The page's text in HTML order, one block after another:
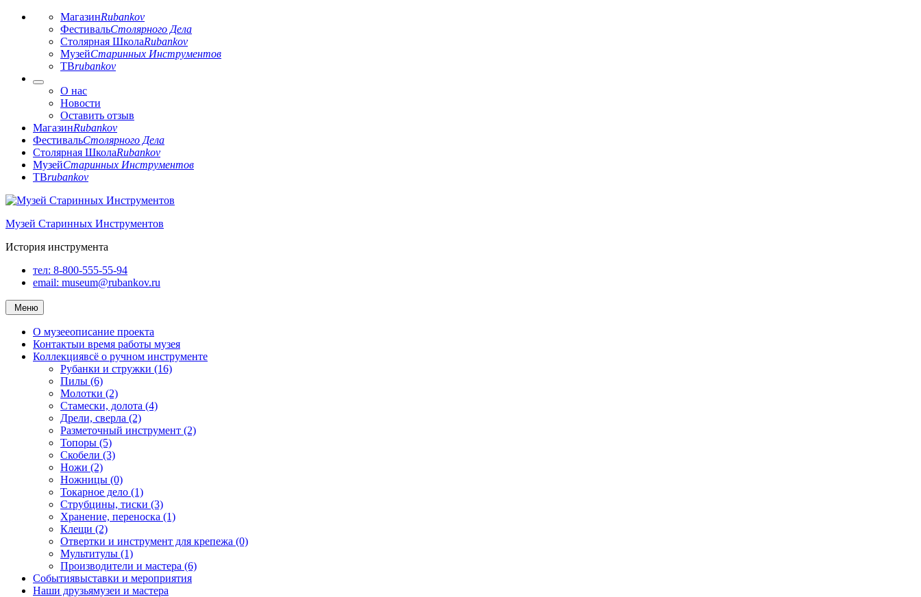
МагазинRubankov
ФестивальСтолярного Дела
Столярная ШколаRubankov
МузейСтаринных Инструментов
ТВrubankov
О нас
Новости
Оставить отзыв
МагазинRubankov
ФестивальСтолярного Дела
Столярная ШколаRubankov
МузейСтаринных Инструментов
ТВrubankov
Перейти
содержимому
Музей Старинных Инструментов
История инструмента
тел: 8-800-555-55-94
email: museum@rubankov.ru
Меню
О музееописание проекта
Контактыи время работы музея
Коллекциявсё о ручном инструменте
Рубанки и стружки (16)
Пилы (6)
Молотки (2)
Стамески, долота (4)
Дрели, сверла (2)
Разметочный инструмент (2)
Топоры (5)
Скобели (3)
Ножи (2)
Ножницы (0)
Токарное дело (1)
Струбцины, тиски (3)
Хранение, переноска (1)
Клещи (2)
Отвертки и инструмент для крепежа (0)
Мультитулы (1)
Производители и мастера (6)
Событиявыставки и мероприятия
Наши друзьямузеи и мастера